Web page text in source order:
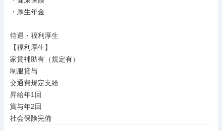
・厚生年金
待遇・福利厚生
【福利厚生】
家賃補助有（規定有）
制服貸与
交通費規定支給
昇給年1回
賞与年2回
社会保険完備